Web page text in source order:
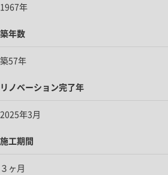
1967年
築年数
築57年
リノベーション完了年
2025年3月
施工期間
３ヶ月